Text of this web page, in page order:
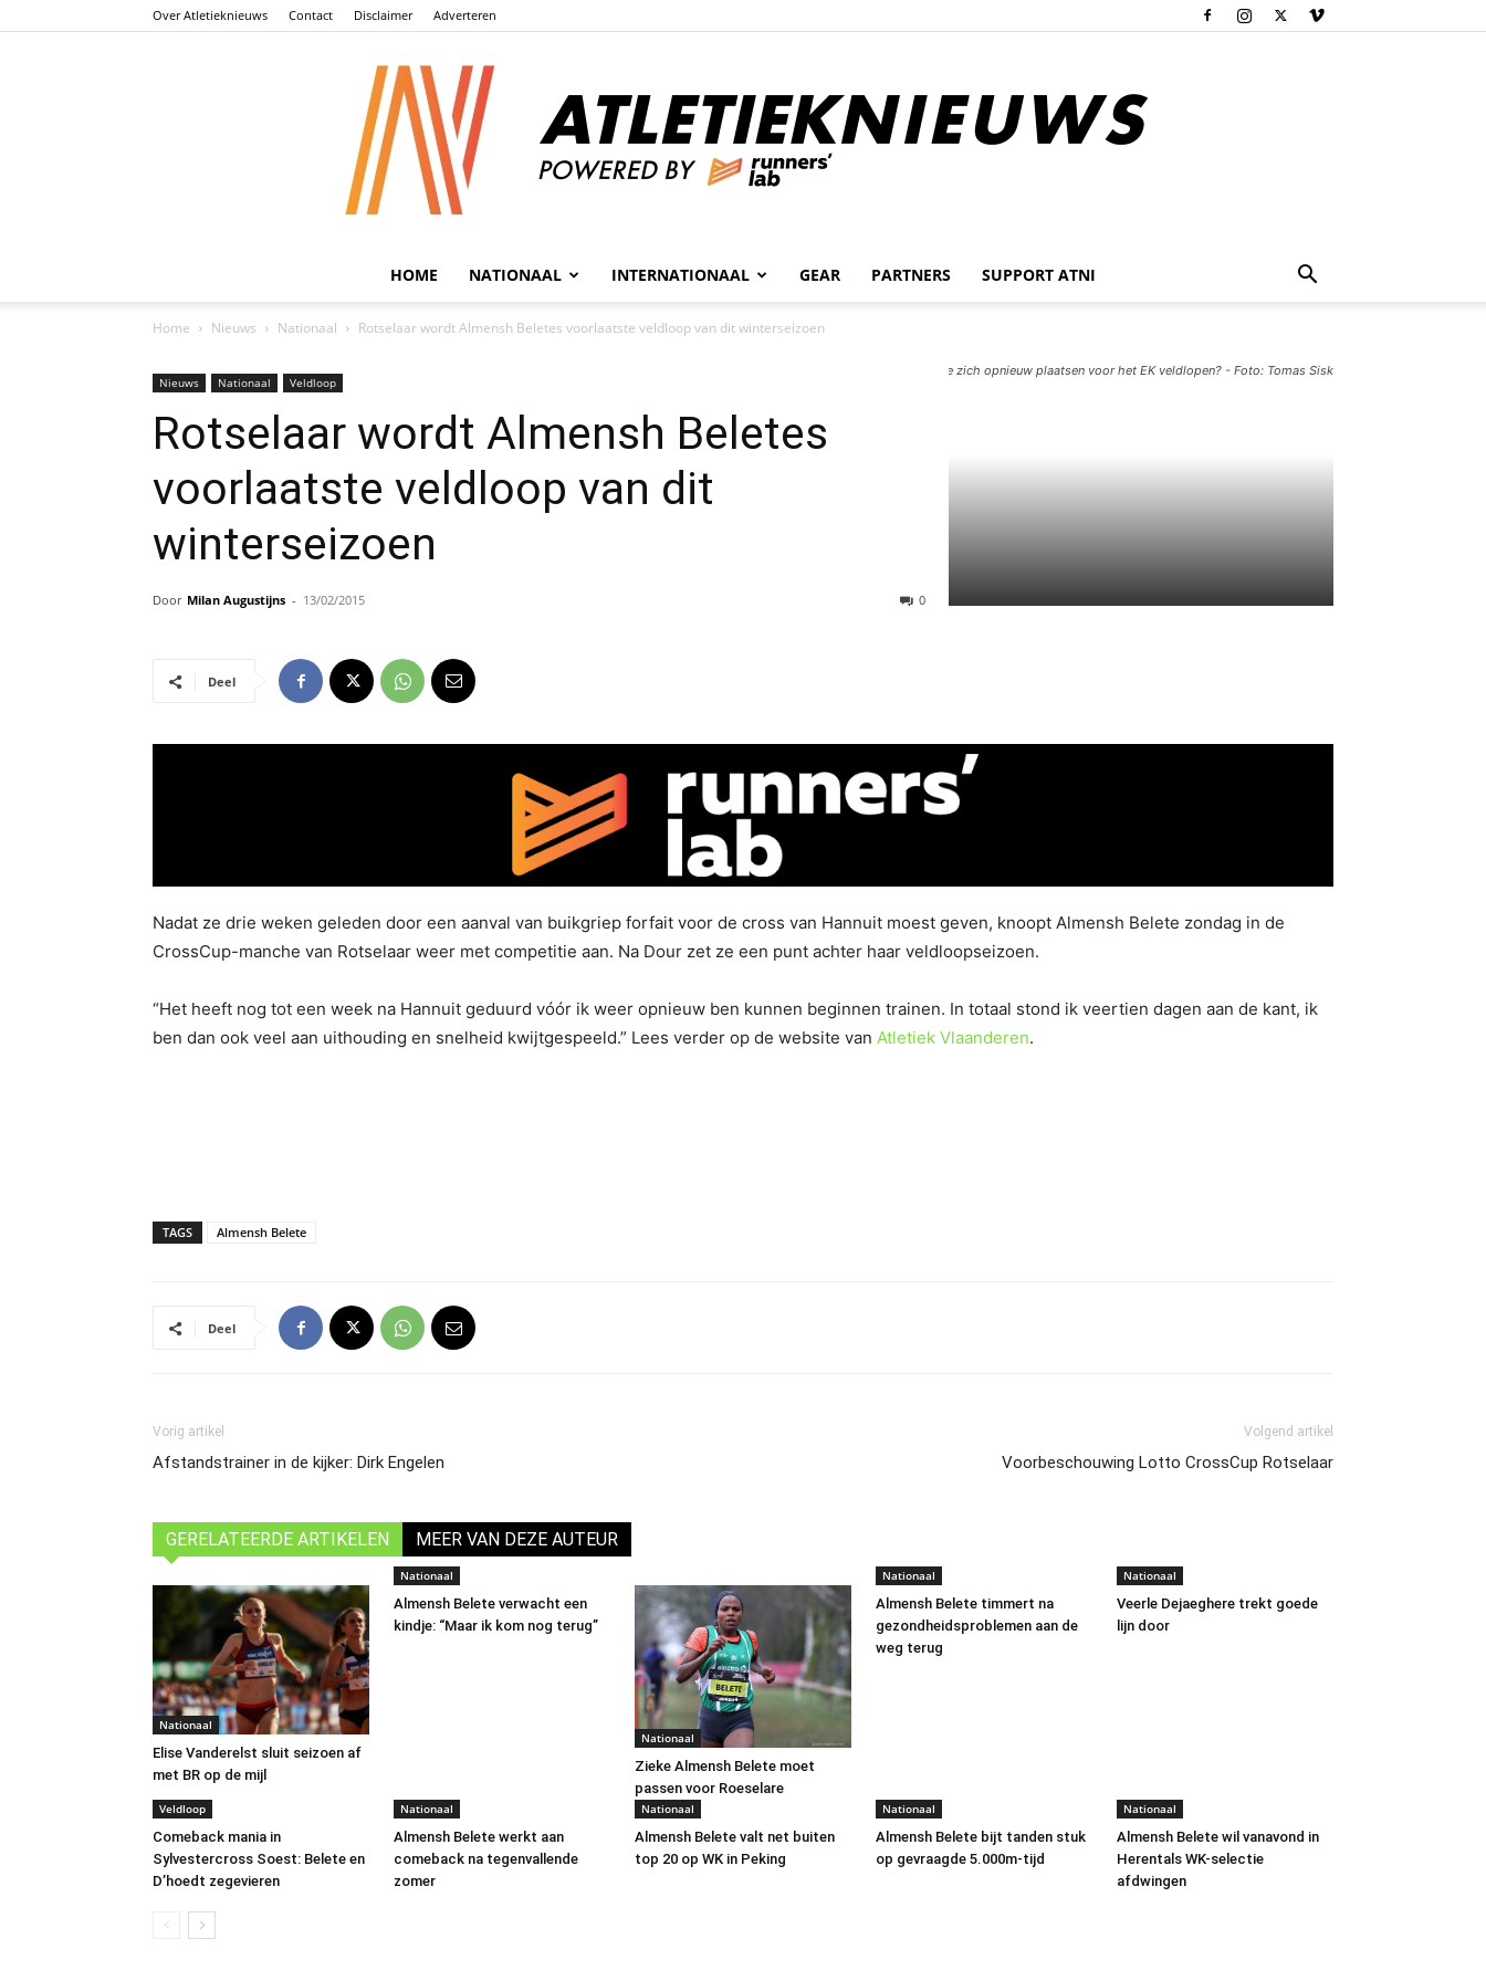
Over Atletieknieuws Contact Disclaimer Adverteren
HOME NATIONAAL INTERNATIONAAL GEAR PARTNERS SUPPORT ATNI
Home Nieuws Nationaal Rotselaar wordt Almensh Beletes voorlaatste veldloop van dit winterseizoen
Kan Almensh Belete zich opnieuw plaatsen voor het EK veldlopen? - Foto: Tomas Sisk
Nieuws Nationaal Veldloop
Rotselaar wordt Almensh Beletes
voorlaatste veldloop van dit
winterseizoen
Door Milan Augustijns - 13/02/2015 0
Deel
Nadat ze drie weken geleden door een aanval van buikgriep forfait voor de cross van Hannuit moest geven, knoopt Almensh Belete zondag in de
CrossCup-manche van Rotselaar weer met competitie aan. Na Dour zet ze een punt achter haar veldloopseizoen.
“Het heeft nog tot een week na Hannuit geduurd vóór ik weer opnieuw ben kunnen beginnen trainen. In totaal stond ik veertien dagen aan de kant, ik
ben dan ook veel aan uithouding en snelheid kwijtgespeeld.” Lees verder op de website van Atletiek Vlaanderen.
TAGS Almensh Belete
Deel
Vorig artikel
Afstandstrainer in de kijker: Dirk Engelen
Volgend artikel
Voorbeschouwing Lotto CrossCup Rotselaar
GERELATEERDE ARTIKELEN MEER VAN DEZE AUTEUR
Nationaal
Elise Vanderelst sluit seizoen af
met BR op de mijl
Nationaal
Almensh Belete verwacht een
kindje: “Maar ik kom nog terug”
Nationaal
Zieke Almensh Belete moet
passen voor Roeselare
Nationaal
Almensh Belete timmert na
gezondheidsproblemen aan de
weg terug
Nationaal
Veerle Dejaeghere trekt goede
lijn door
Veldloop
Comeback mania in
Sylvestercross Soest: Belete en
D’hoedt zegevieren
Nationaal
Almensh Belete werkt aan
comeback na tegenvallende
zomer
Nationaal
Almensh Belete valt net buiten
top 20 op WK in Peking
Nationaal
Almensh Belete bijt tanden stuk
op gevraagde 5.000m-tijd
Nationaal
Almensh Belete wil vanavond in
Herentals WK-selectie
afdwingen